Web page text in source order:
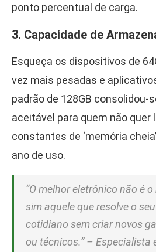
ponto percentual de carga.
3. Capacidade de
Esqueça os dispositivos de
vez mais pesadas e
padrão de 128GB consolidou-
aceitável para quem não quer
constantes de ‘memória
ano de uso.
“O melhor eletrônico não é
sim aquele que resolve o
cotidiano sem criar novos
ou técnicos.” – Especialista